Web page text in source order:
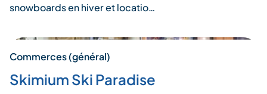
snowboards en hiver et locatio…
Commerces (général)
Skimium Ski Paradise